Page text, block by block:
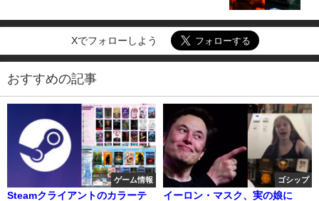
Xでフォローしよう
おすすめの記事
ゲーム情報
Steamクライアントのカラーテ
ゴシップ
イーロン・マスク、実の娘に